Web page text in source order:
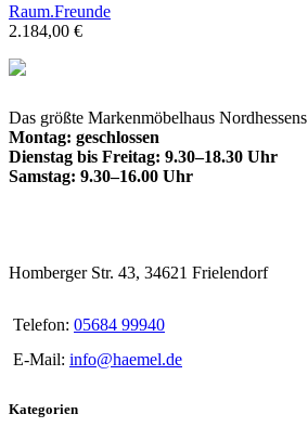
Raum.Freunde
2.184,00 €
Das größte Markenmöbelhaus Nordhessens
Montag: geschlossen
Dienstag bis Freitag: 9.30–18.30 Uhr
Samstag: 9.30–16.00 Uhr
Homberger Str. 43, 34621 Frielendorf
Telefon: 05684 99940
E-Mail: info@haemel.de
Kategorien